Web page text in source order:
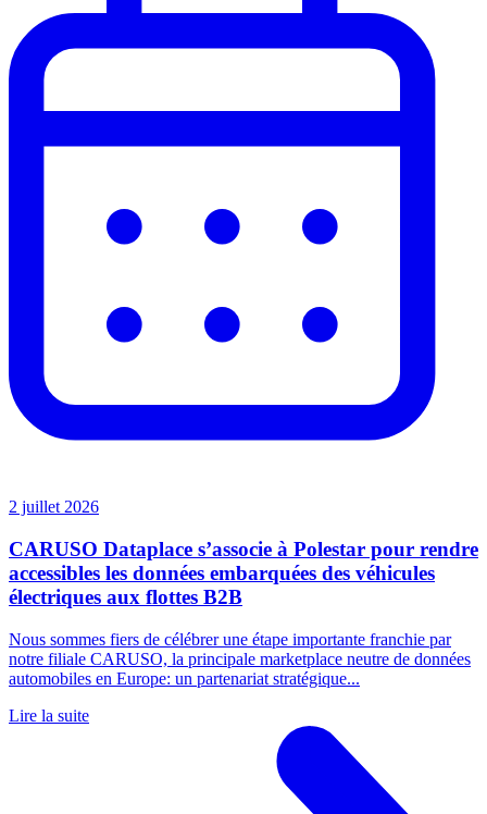
2 juillet 2026
CARUSO Dataplace s’associe à Polestar pour rendre
accessibles les données embarquées des véhicules
électriques aux flottes B2B
Nous sommes fiers de célébrer une étape importante franchie par
notre filiale CARUSO, la principale marketplace neutre de données
automobiles en Europe: un partenariat stratégique...
Lire la suite